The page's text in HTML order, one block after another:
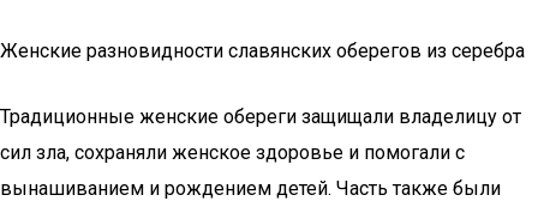
Женские разновидности славянских оберегов из серебра
Традиционные женские обереги защищали владелицу от
сил зла, сохраняли женское здоровье и помогали с
вынашиванием и рождением детей. Часть также были